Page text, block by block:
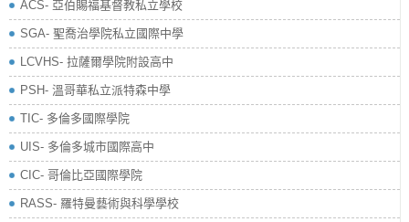
ACS- 亞伯賜福基督教私立學校
SGA- 聖喬治學院私立國際中學
LCVHS- 拉薩爾學院附設高中
PSH- 溫哥華私立派特森中學
TIC- 多倫多國際學院
UIS- 多倫多城市國際高中
CIC- 哥倫比亞國際學院
RASS- 羅特曼藝術與科學學校